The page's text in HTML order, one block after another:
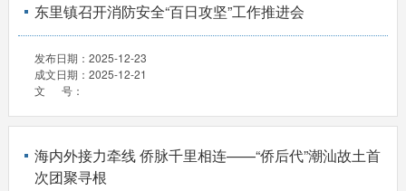
东里镇召开消防安全“百日攻坚”工作推进会
发布日期： 2025-12-23
成文日期： 2025-12-21
文 号：
海内外接力牵线 侨脉千里相连——“侨后代”潮汕故土首
次团聚寻根